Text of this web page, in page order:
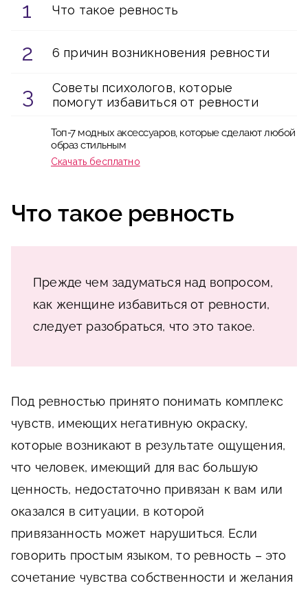
Что такое ревность
6 причин возникновения ревности
Советы психологов, которые
помогут избавиться от ревности
Топ-7 модных аксессуаров, которые сделают любой
образ стильным
Скачать бесплатно
Что такое ревность
Прежде чем задуматься над вопросом,
как женщине избавиться от ревности,
следует разобраться, что это такое.
Под ревностью принято понимать комплекс
чувств, имеющих негативную окраску,
которые возникают в результате ощущения,
что человек, имеющий для вас большую
ценность, недостаточно привязан к вам или
оказался в ситуации, в которой
привязанность может нарушиться. Если
говорить простым языком, то ревность – это
сочетание чувства собственности и желания